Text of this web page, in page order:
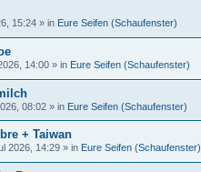
15:24 » in Eure Seifen (Schaufenster)
14:00 » in Eure Seifen (Schaufenster)
08:02 » in Eure Seifen (Schaufenster)
+ Taiwan
2026, 14:29 » in Eure Seifen (Schaufenster)